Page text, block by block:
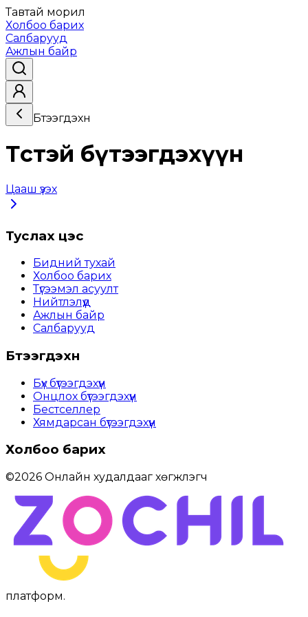
Тавтай морил
Холбоо барих
Салбарууд
Ажлын байр
Бүтээгдэхүүн
Төстэй бүтээгдэхүүн
Цааш үзэх
Туслах цэс
Бидний тухай
Холбоо барих
Түгээмэл асуулт
Нийтлэлүүд
Ажлын байр
Салбарууд
Бүтээгдэхүүн
Бүх бүтээгдэхүүн
Онцлох бүтээгдэхүүн
Бестселлер
Хямдарсан бүтээгдэхүүн
Холбоо барих
©2026 Онлайн худалдааг хөгжүүлэгч
платформ.